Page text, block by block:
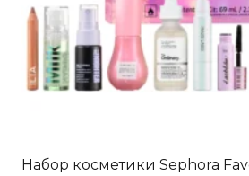
Набор косметики Sephora